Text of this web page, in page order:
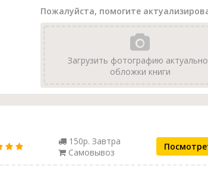
Пожалуйста, помогите
Загрузить фотографию
обложки книги
150р. Завтра
Самовывоз